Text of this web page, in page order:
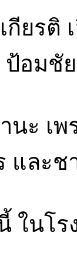
กียรติ
ป้อมชั
นะ เพ
และช
ในโ